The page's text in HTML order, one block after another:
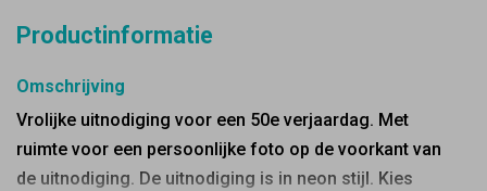
Productinformatie
Omschrijving
Vrolijke uitnodiging voor een 50e verjaardag. Met
ruimte voor een persoonlijke foto op de voorkant van
de uitnodiging. De uitnodiging is in neon stijl. Kies